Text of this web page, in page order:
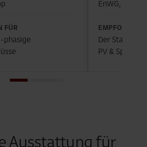
FÜR
phasige
EnWG,
EMPFOHLEN
Der Standard
PV & Speicher
Ausstattung für